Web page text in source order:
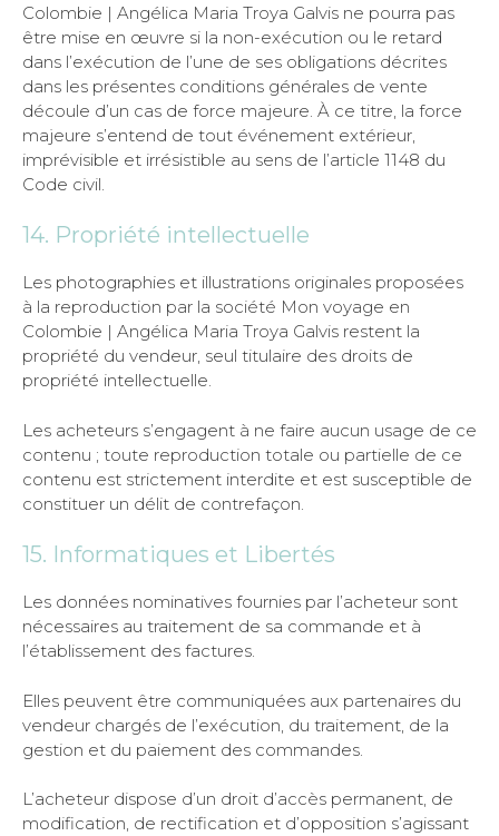
Colombie | Angélica Maria Troya Galvis ne pourra pas
être mise en œuvre si la non-exécution ou le retard
dans l’exécution de l’une de ses obligations décrites
dans les présentes conditions générales de vente
découle d’un cas de force majeure. À ce titre, la force
majeure s’entend de tout événement extérieur,
imprévisible et irrésistible au sens de l’article 1148 du
Code civil.
14. Propriété intellectuelle
Les photographies et illustrations originales proposées
à la reproduction par la société Mon voyage en
Colombie | Angélica Maria Troya Galvis restent la
propriété du vendeur, seul titulaire des droits de
propriété intellectuelle.
Les acheteurs s’engagent à ne faire aucun usage de ce
contenu ; toute reproduction totale ou partielle de ce
contenu est strictement interdite et est susceptible de
constituer un délit de contrefaçon.
15. Informatiques et Libertés
Les données nominatives fournies par l’acheteur sont
nécessaires au traitement de sa commande et à
l’établissement des factures.
Elles peuvent être communiquées aux partenaires du
vendeur chargés de l’exécution, du traitement, de la
gestion et du paiement des commandes.
L’acheteur dispose d’un droit d’accès permanent, de
modification, de rectification et d’opposition s’agissant